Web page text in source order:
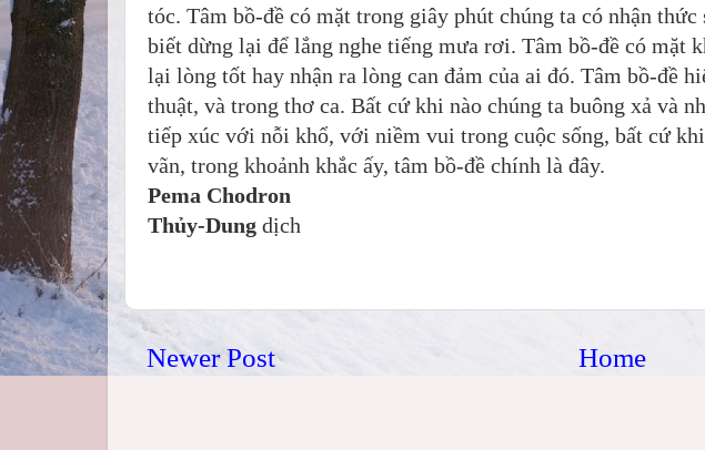
tóc. Tâm bồ-đề có mặt trong giây phút chúng ta có nhận
biết dừng lại để lắng nghe tiếng mưa rơi. Tâm bồ-đề có mặt
lại lòng tốt hay nhận ra lòng can đảm của ai đó. Tâm bồ-đề
thuật, và trong thơ ca. Bất cứ khi nào chúng ta buông xả và
tiếp xúc với nỗi khổ, với niềm vui trong cuộc sống, bất cứ
vãn, trong khoảnh khắc ấy, tâm bồ-đề chính là đây.
Pema Chodron
Thủy-Dung dịch
Newer Post Home